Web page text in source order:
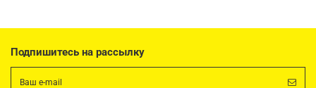
Подпишитесь на рассылку